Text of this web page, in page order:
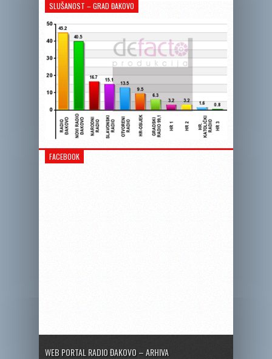
SLUŠANOST – GRAD ĐAKOVO
FACEBOOK
WEB PORTAL RADIO ĐAKOVO – ARHIVA